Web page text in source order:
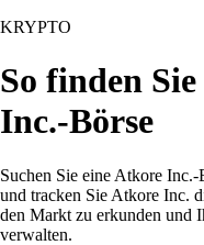
KRYPTO
So finden
Inc.-Börse
Suchen Sie eine Atkore
und tracken Sie Atkore Inc.
den Markt zu erkunden und
verwalten.